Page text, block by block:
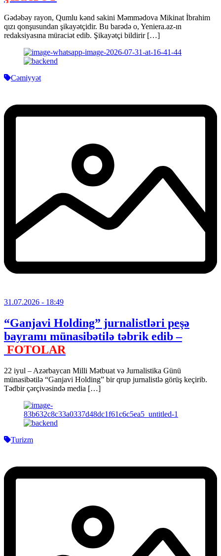
Gədəbəy rayon, Qumlu kənd sakini Məmmədova Mikinat İbrahim
qızı qonşusundan şikayətçidir. Bu barədə o, Yeniera.az-ın
redaksiyasına müraciət edib. Şikayətçi bildirir […]
Cəmiyyət
31.07.2026 - 18:49
“Ganjavi Holding” jurnalistləri peşə
bayramı münasibətilə təbrik edib –
FOTOLAR
22 iyul – Azərbaycan Milli Mətbuat və Jurnalistika Günü
münasibətilə “Ganjavi Holding” bir qrup jurnalistlə görüş keçirib.
Tədbir çərçivəsində media […]
Turizm